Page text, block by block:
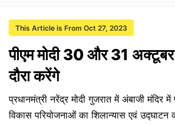
This Article is From Oct 27, 2023
पीएम मोदी 30 और 31
दौरा करेंगे
प्रधानमंत्री नरेंद्र मोदी गुजरात में अंबाजी मंदिर
विकास परियोजनाओं का शिलान्यास एवं उद्घाटन